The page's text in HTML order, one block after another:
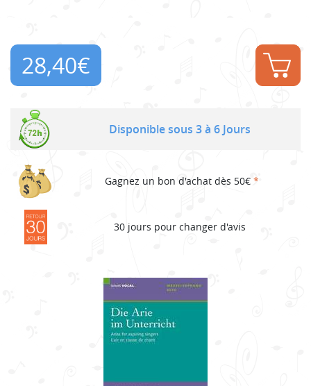
28,40€
Disponible sous 3 à 6 Jours
Gagnez un bon d'achat dès 50€ *
30 jours pour changer d'avis